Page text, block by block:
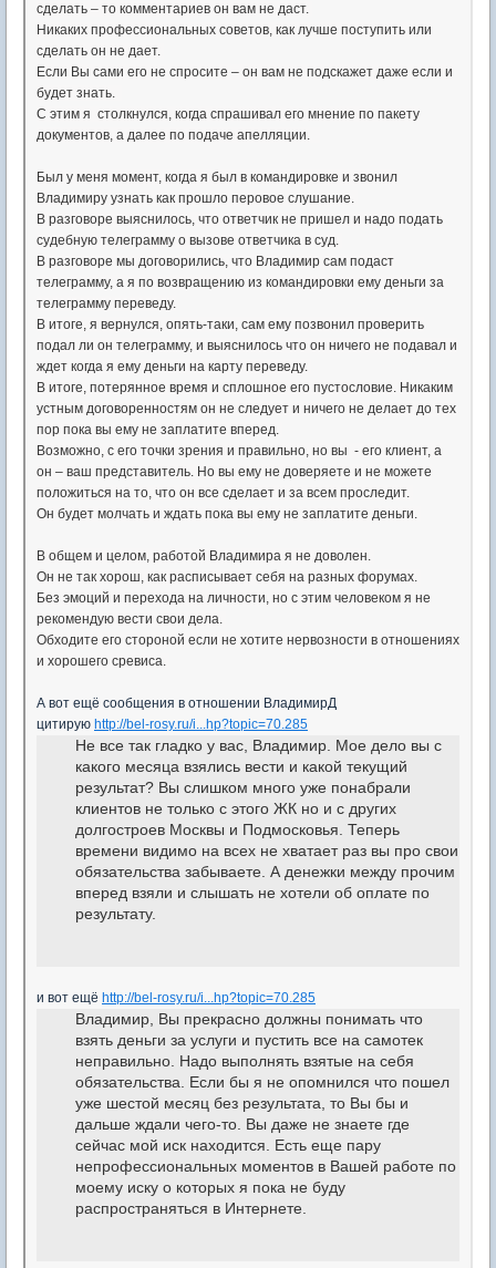
сделать – то комментариев он вам не даст.
Никаких профессиональных советов, как лучше поступить или
сделать он не дает.
Если Вы сами его не спросите – он вам не подскажет даже если и
будет знать.
С этим я столкнулся, когда спрашивал его мнение по пакету
документов, а далее по подаче апелляции.
Был у меня момент, когда я был в командировке и звонил
Владимиру узнать как прошло перовое слушание.
В разговоре выяснилось, что ответчик не пришел и надо подать
судебную телеграмму о вызове ответчика в суд.
В разговоре мы договорились, что Владимир сам подаст
телеграмму, а я по возвращению из командировки ему деньги за
телеграмму переведу.
В итоге, я вернулся, опять-таки, сам ему позвонил проверить
подал ли он телеграмму, и выяснилось что он ничего не подавал и
ждет когда я ему деньги на карту переведу.
В итоге, потерянное время и сплошное его пустословие. Никаким
устным договоренностям он не следует и ничего не делает до тех
пор пока вы ему не заплатите вперед.
Возможно, с его точки зрения и правильно, но вы - его клиент, а
он – ваш представитель. Но вы ему не доверяете и не можете
положиться на то, что он все сделает и за всем проследит.
Он будет молчать и ждать пока вы ему не заплатите деньги.
В общем и целом, работой Владимира я не доволен.
Он не так хорош, как расписывает себя на разных форумах.
Без эмоций и перехода на личности, но с этим человеком я не
рекомендую вести свои дела.
Обходите его стороной если не хотите нервозности в отношениях
и хорошего сревиса.
А вот ещё сообщения в отношении ВладимирД
цитирую http://bel-rosy.ru/i...hp?topic=70.285
Не все так гладко у вас, Владимир. Мое дело вы с
какого месяца взялись вести и какой текущий
результат? Вы слишком много уже понабрали
клиентов не только с этого ЖК но и с других
долгостроев Москвы и Подмосковья. Теперь
времени видимо на всех не хватает раз вы про свои
обязательства забываете. А денежки между прочим
вперед взяли и слышать не хотели об оплате по
результату.
и вот ещё http://bel-rosy.ru/i...hp?topic=70.285
Владимир, Вы прекрасно должны понимать что
взять деньги за услуги и пустить все на самотек
неправильно. Надо выполнять взятые на себя
обязательства. Если бы я не опомнился что пошел
уже шестой месяц без результата, то Вы бы и
дальше ждали чего-то. Вы даже не знаете где
сейчас мой иск находится. Есть еще пару
непрофессиональных моментов в Вашей работе по
моему иску о которых я пока не буду
распространяться в Интернете.